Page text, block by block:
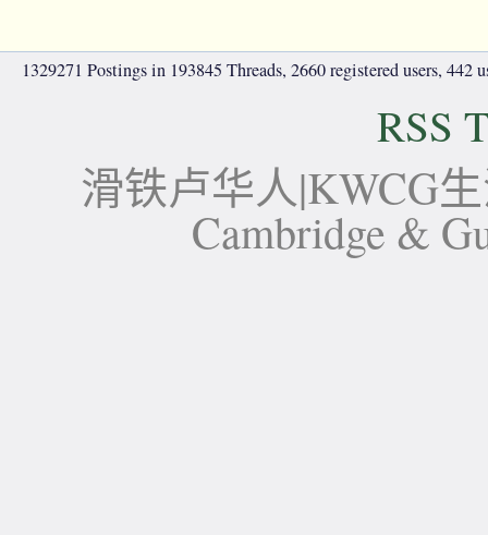
1329271 Postings in 193845 Threads, 2660 registered users, 442
RSS
滑铁卢华人|KWCG
Cambridge &